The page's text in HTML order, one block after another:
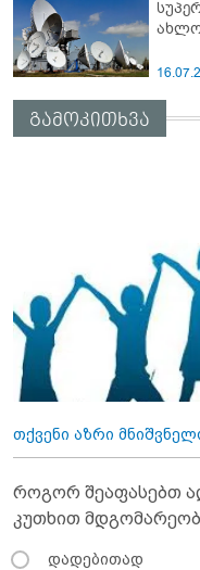
გამოკითხვა
თქვენი აზრი
როგორ შეაფასებთ
კუთხით
დადებითად